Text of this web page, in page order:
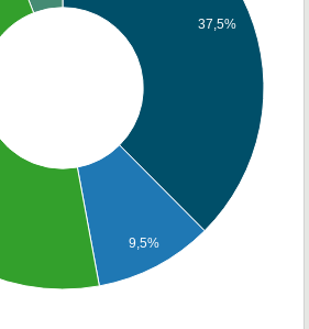
37,5%
9,5%